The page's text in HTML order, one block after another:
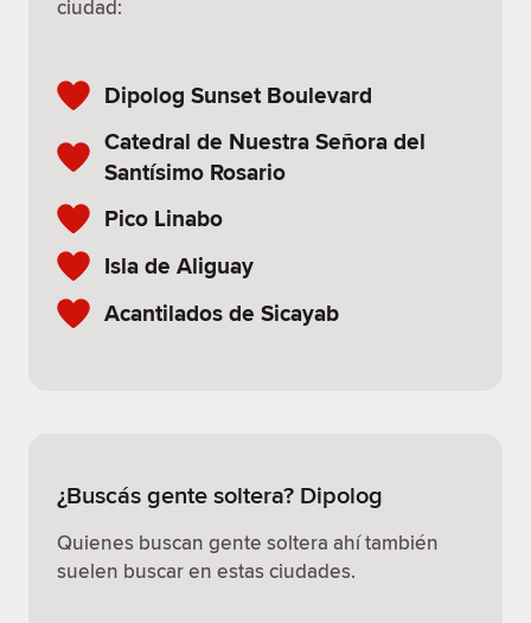
ciudad:
Dipolog Sunset Boulevard
Catedral de Nuestra Señora del
Santísimo Rosario
Pico Linabo
Isla de Aliguay
Acantilados de Sicayab
¿Buscás gente soltera? Dipolog
Quienes buscan gente soltera ahí también
suelen buscar en estas ciudades.